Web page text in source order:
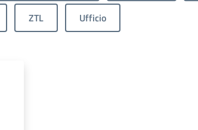
ZTL Ufficio